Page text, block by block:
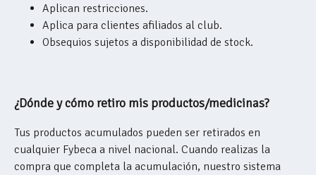
Aplican restricciones.
Aplica para clientes afiliados al club.
Obsequios sujetos a disponibilidad de stock.
¿Dónde y cómo retiro mis productos/medicinas?
Tus productos acumulados pueden ser retirados en
cualquier Fybeca a nivel nacional. Cuando realizas la
compra que completa la acumulación, nuestro sistema